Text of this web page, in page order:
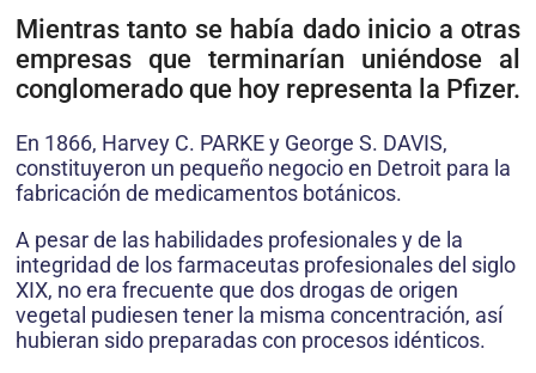
Mientras tanto se había dado inicio a otras
empresas que terminarían uniéndose al
conglomerado que hoy representa la Pfizer.
En 1866, Harvey C. PARKE y George S. DAVIS,
constituyeron un pequeño negocio en Detroit para la
fabricación de medicamentos botánicos.
A pesar de las habilidades profesionales y de la
integridad de los farmaceutas profesionales del siglo
XIX, no era frecuente que dos drogas de origen
vegetal pudiesen tener la misma concentración, así
hubieran sido preparadas con procesos idénticos.